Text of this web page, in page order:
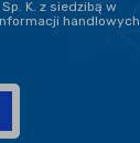
+
K. z siedzibą w
handlowych